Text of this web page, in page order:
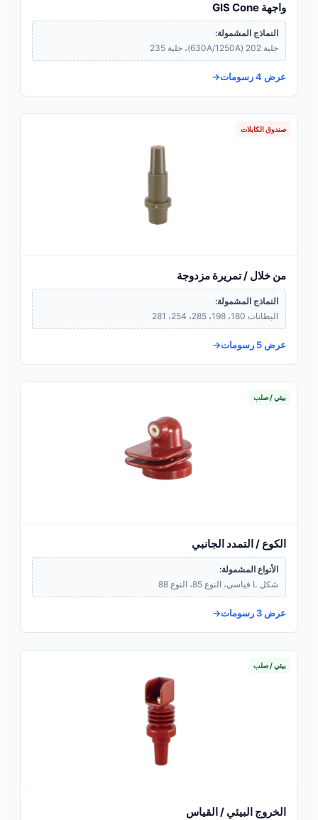
واجهة GIS Cone
النماذج المشمولة:
جلبة 202 (630A/1250A)، جلبة 235
عرض 4 رسومات
صندوق الكابلات
من خلال / تمريرة مزدوجة
النماذج المشمولة:
البطانات 180، 198، 285، 254، 281
عرض 5 رسومات
بيئي / صلب
الكوع / التمدد الجانبي
الأنواع المشمولة:
شكل L قياسي، النوع 85، النوع 88
عرض 3 رسومات
بيئي / صلب
الخروج البيئي / القياس